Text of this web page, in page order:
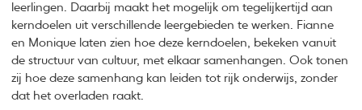
leerlingen. Daarbij maakt het mogelijk om tegelijkertijd aan
kerndoelen uit verschillende leergebieden te werken. Fianne
en Monique laten zien hoe deze kerndoelen, bekeken vanuit
de structuur van cultuur, met elkaar samenhangen. Ook tonen
zij hoe deze samenhang kan leiden tot rijk onderwijs, zonder
dat het overladen raakt.